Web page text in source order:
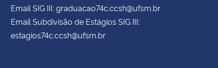
Email SIG III: graduacao74c.ccsh@ufsm.br
Email Subdivisão de Estágios SIG III:
estagios74c.ccsh@ufsm.br